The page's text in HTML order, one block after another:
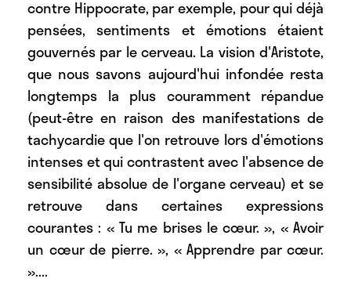
contre Hippocrate, par exemple, pour qui déjà
pensées, sentiments et émotions étaient
gouvernés par le cerveau. La vision d'Aristote,
que nous savons aujourd'hui infondée resta
longtemps la plus couramment répandue
(peut-être en raison des manifestations de
tachycardie que l'on retrouve lors d'émotions
intenses et qui contrastent avec l'absence de
sensibilité absolue de l'organe cerveau) et se
retrouve dans certaines expressions
courantes : « Tu me brises le cœur. », « Avoir
un cœur de pierre. », « Apprendre par cœur.
»....